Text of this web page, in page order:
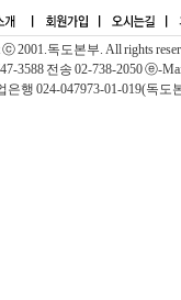
ⓒ 2001.독도본부. All rights
3588 전송 02-738-2050 ⓔ-
은행 024-047973-01-019(독도